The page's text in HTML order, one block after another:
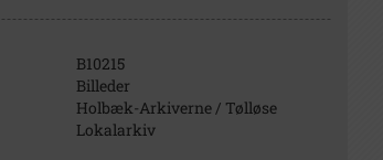
B10215
Billeder
Holbæk-Arkiverne / Tølløse
Lokalarkiv